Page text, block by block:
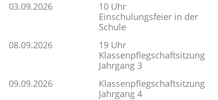
03.09.2026
10 Uhr
Einschulungsfeier in der
Schule
08.09.2026
19 Uhr
Klassenpflegschaftsitzung
Jahrgang 3
09.09.2026
Klassenpflegschaftsitzung
Jahrgang 4